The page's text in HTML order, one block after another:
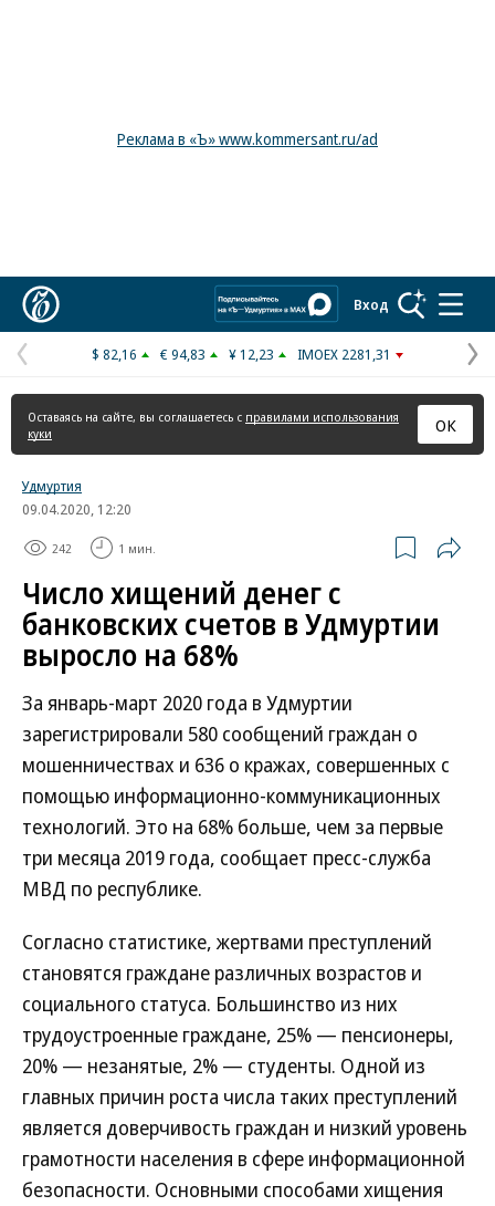
Реклама в «Ъ» www.kommersant.ru/ad
Вход
Предыдущая
страница
$ 82,16 € 94,83 ¥ 12,23 IMOEX 2281,31
Оставаясь на сайте, вы соглашаетесь с правилами использования
куки
ОК
Удмуртия
09.04.2020, 12:20
242 1 мин.
Число хищений денег с
банковских счетов в Удмуртии
выросло на 68%
За январь-март 2020 года в Удмуртии
зарегистрировали 580 сообщений граждан о
мошенничествах и 636 о кражах, совершенных с
помощью информационно-коммуникационных
технологий. Это на 68% больше, чем за первые
три месяца 2019 года, сообщает пресс-служба
МВД по республике.
Согласно статистике, жертвами преступлений
становятся граждане различных возрастов и
социального статуса. Большинство из них
трудоустроенные граждане, 25% — пенсионеры,
20% — незанятые, 2% — студенты. Одной из
главных причин роста числа таких преступлений
является доверчивость граждан и низкий уровень
грамотности населения в сфере информационной
безопасности. Основными способами хищения